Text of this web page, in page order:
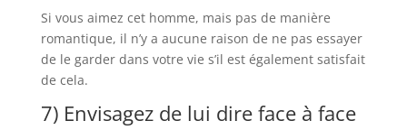
Si vous aimez cet homme, mais pas de manière
romantique, il n’y a aucune raison de ne pas essayer
de le garder dans votre vie s’il est également satisfait
de cela.
7) Envisagez de lui dire face à face